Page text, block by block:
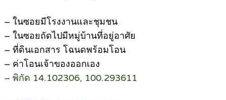
– ในซอยมีโรงงานและชุมชน
– ในซอยถัดไปมีหมู่บ้านที่อยู่อาศัย
– ที่ดินเอกสาร โฉนดพร้อมโอน
– ค่าโอนเจ้าของออกเอง
– พิกัด 14.102306, 100.293611